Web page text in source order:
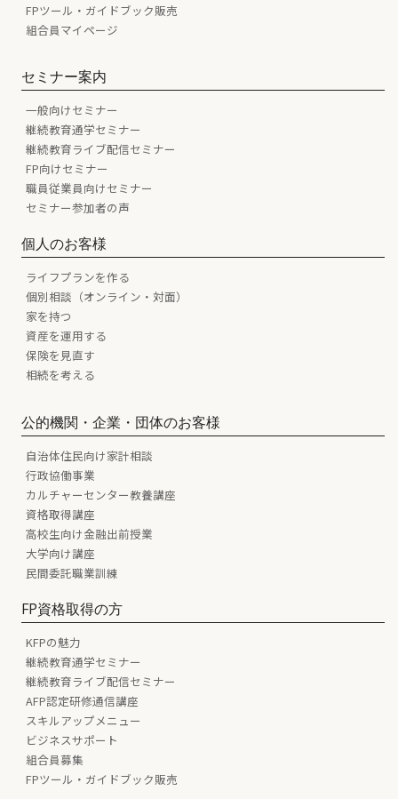
FPツール・ガイドブック販売
組合員マイページ
セミナー案内
一般向けセミナー
継続教育通学セミナー
継続教育ライブ配信セミナー
FP向けセミナー
職員従業員向けセミナー
セミナー参加者の声
個人のお客様
ライフプランを作る
個別相談（オンライン・対面）
家を持つ
資産を運用する
保険を見直す
相続を考える
公的機関・企業・団体のお客様
自治体住民向け家計相談
行政協働事業
カルチャーセンター教養講座
資格取得講座
高校生向け金融出前授業
大学向け講座
民間委託職業訓練
FP資格取得の方
KFPの魅力
継続教育通学セミナー
継続教育ライブ配信セミナー
AFP認定研修通信講座
スキルアップメニュー
ビジネスサポート
組合員募集
FPツール・ガイドブック販売